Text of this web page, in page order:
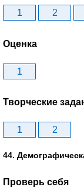
1 2
Оценка
1
Творческие
1 2
44.
Проверь себя